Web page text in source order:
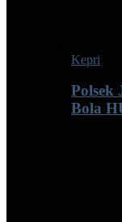
Kepri
Polsek
Bola